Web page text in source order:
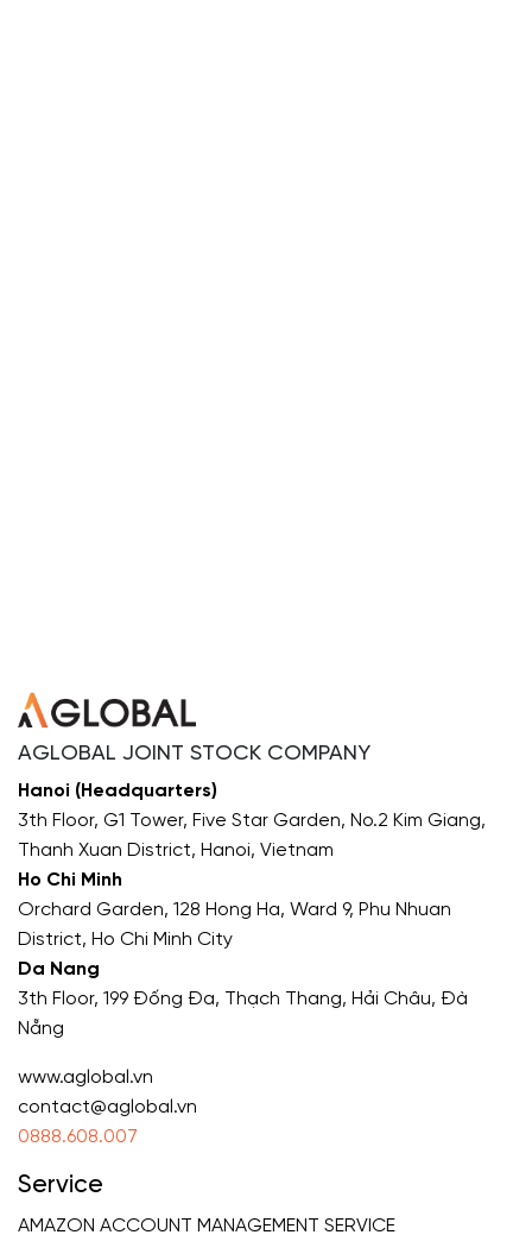
AGLOBAL JOINT STOCK COMPANY
Hanoi (Headquarters)
3th Floor, G1 Tower, Five Star Garden, No.2 Kim Giang,
Thanh Xuan District, Hanoi, Vietnam
Ho Chi Minh
Orchard Garden, 128 Hong Ha, Ward 9, Phu Nhuan
District, Ho Chi Minh City
Da Nang
3th Floor, 199 Đống Đa, Thạch Thang, Hải Châu, Đà
Nẵng
www.aglobal.vn
contact@aglobal.vn
0888.608.007
Service
AMAZON ACCOUNT MANAGEMENT SERVICE